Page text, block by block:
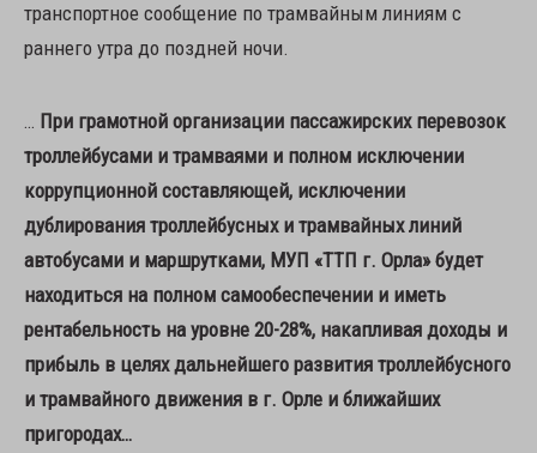
транспортное сообщение по трамвайным линиям с
раннего утра до поздней ночи.
… При грамотной организации пассажирских перевозок
троллейбусами и трамваями и полном исключении
коррупционной составляющей, исключении
дублирования троллейбусных и трамвайных линий
автобусами и маршрутками, МУП «ТТП г. Орла» будет
находиться на полном самообеспечении и иметь
рентабельность на уровне 20-28%, накапливая доходы и
прибыль в целях дальнейшего развития троллейбусного
и трамвайного движения в г. Орле и ближайших
пригородах…